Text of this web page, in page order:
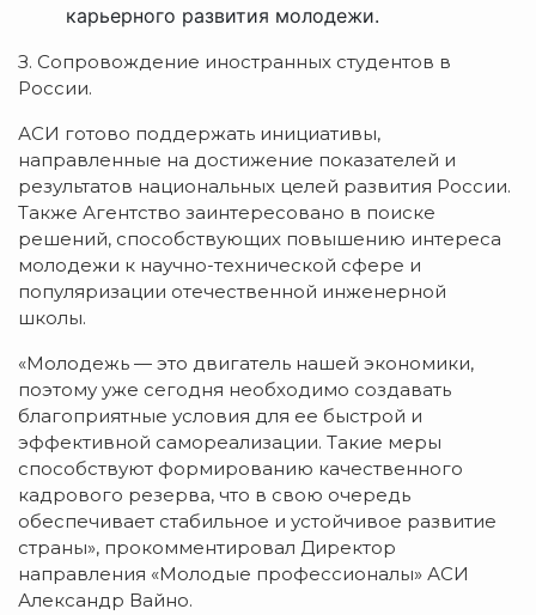
карьерного развития молодежи.
З. Сопровождение иностранных студентов в
России.
АСИ готово поддержать инициативы,
направленные на достижение показателей и
результатов национальных целей развития России.
Также Агентство заинтересовано в поиске
решений, способствующих повышению интереса
молодежи к научно-технической сфере и
популяризации отечественной инженерной
школы.
«Молодежь — это двигатель нашей экономики,
поэтому уже сегодня необходимо создавать
благоприятные условия для ее быстрой и
эффективной самореализации. Такие меры
способствуют формированию качественного
кадрового резерва, что в свою очередь
обеспечивает стабильное и устойчивое развитие
страны», прокомментировал Директор
направления «Молодые профессионалы» АСИ
Александр Вайно.